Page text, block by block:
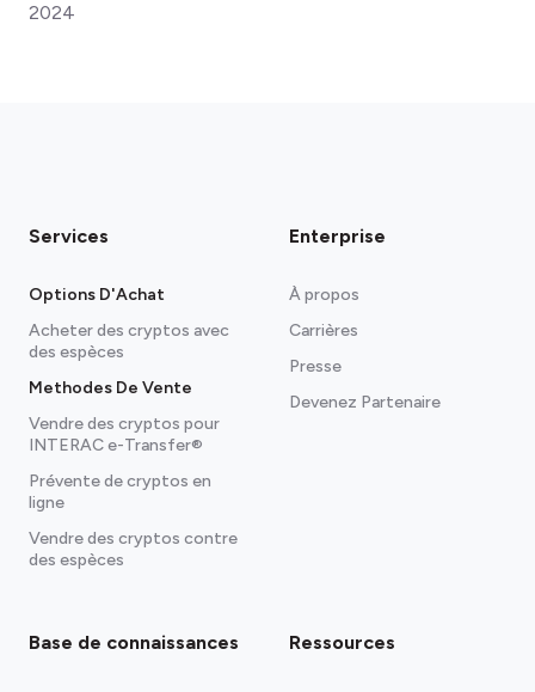
2024
Services
Options D'Achat
Acheter des cryptos avec
des espèces
Methodes De Vente
Vendre des cryptos pour
INTERAC e-Transfer®
Prévente de cryptos en
ligne
Vendre des cryptos contre
des espèces
Enterprise
À propos
Carrières
Presse
Devenez Partenaire
Base de connaissances Ressources